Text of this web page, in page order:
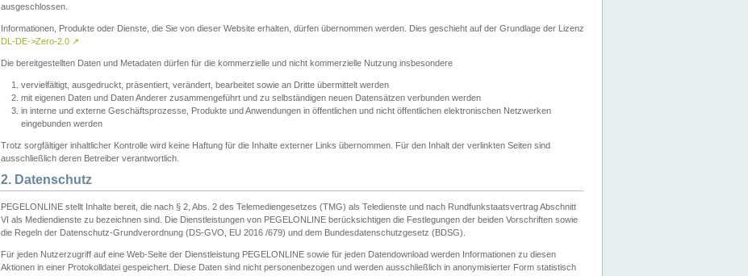
ausgeschlossen.
Informationen, Produkte oder Dienste, die Sie von dieser Website erhalten, dürfen übernommen werden. Dies geschieht auf der Grundlage der Lizenz
DL-DE->Zero-2.0 ↗
Die bereitgestellten Daten und Metadaten dürfen für die kommerzielle und nicht kommerzielle Nutzung insbesondere
vervielfältigt, ausgedruckt, präsentiert, verändert, bearbeitet sowie an Dritte übermittelt werden
mit eigenen Daten und Daten Anderer zusammengeführt und zu selbständigen neuen Datensätzen verbunden werden
in interne und externe Geschäftsprozesse, Produkte und Anwendungen in öffentlichen und nicht öffentlichen elektronischen Netzwerken
eingebunden werden
Trotz sorgfältiger inhaltlicher Kontrolle wird keine Haftung für die Inhalte externer Links übernommen. Für den Inhalt der verlinkten Seiten sind
ausschließlich deren Betreiber verantwortlich.
2. Datenschutz
PEGELONLINE stellt Inhalte bereit, die nach § 2, Abs. 2 des Telemediengesetzes (TMG) als Teledienste und nach Rundfunkstaatsvertrag Abschnitt
VI als Mediendienste zu bezeichnen sind. Die Dienstleistungen von PEGELONLINE berücksichtigen die Festlegungen der beiden Vorschriften sowie
die Regeln der Datenschutz-Grundverordnung (DS-GVO, EU 2016 /679) und dem Bundesdatenschutzgesetz (BDSG).
Für jeden Nutzerzugriff auf eine Web-Seite der Dienstleistung PEGELONLINE sowie für jeden Datendownload werden Informationen zu diesen
Aktionen in einer Protokolldatei gespeichert. Diese Daten sind nicht personenbezogen und werden ausschließlich in anonymisierter Form statistisch